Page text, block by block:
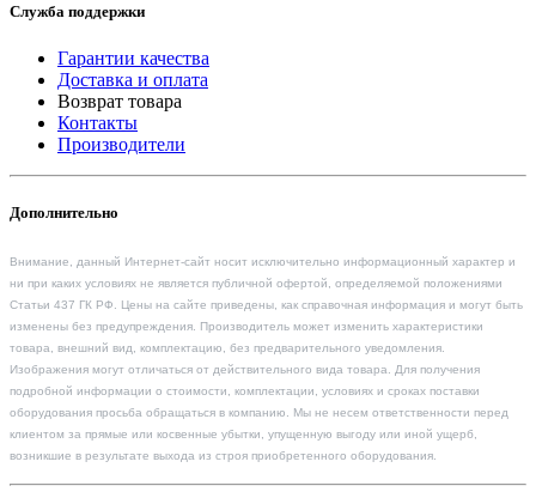
Служба поддержки
Гарантии качества
Доставка и оплата
Возврат товара
Контакты
Производители
Дополнительно
Внимание, данный Интернет-сайт носит исключительно информационный характер и
ни при каких условиях не является публичной офертой, определяемой положениями
Статьи 437 ГК РФ. Цены на сайте приведены, как справочная информация и могут быть
изменены без предупреждения. Производитель может изменить характеристики
товара, внешний вид, комплектацию, без предварительного уведомления.
Изображения могут отличаться от действительного вида товара. Для получения
подробной информации о стоимости, комплектации, условиях и сроках поставки
оборудования просьба обращаться в компанию. Мы не несем ответственности перед
клиентом за прямые или косвенные убытки, упущенную выгоду или иной ущерб,
возникшие в результате выхода из строя приобретенного оборудования.